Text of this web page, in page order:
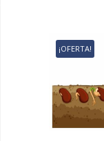
¡OFERTA!